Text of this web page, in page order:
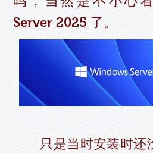
Server 2025 了。
只是当时安装时还